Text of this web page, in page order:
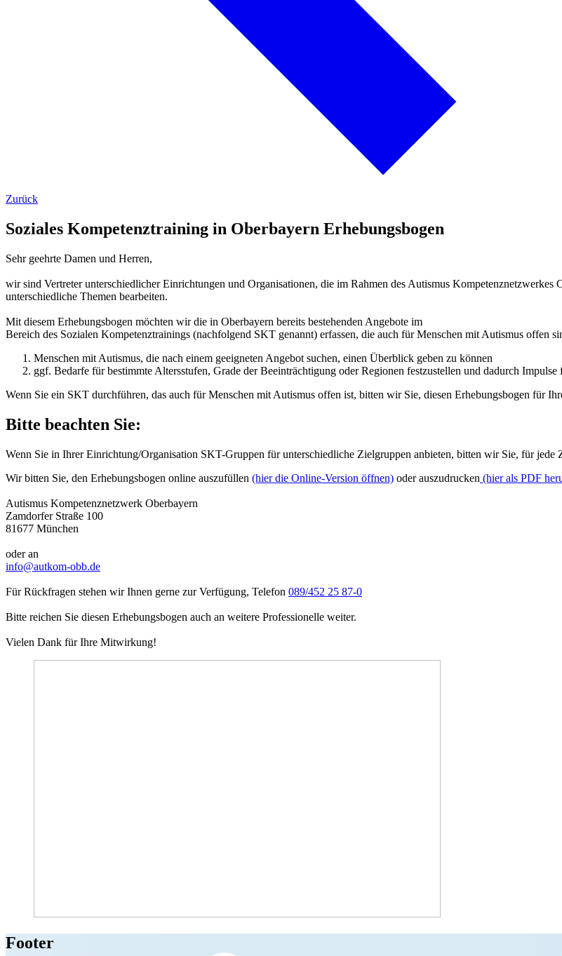
Zurück
Soziales Kompetenztraining in Oberbayern Erhebungsbogen
Sehr geehrte Damen und Herren,
wir sind Vertreter unterschiedlicher Einrichtungen und Organisationen, die im Rahmen des Autismus Kompetenznetzwerkes
unterschiedliche Themen bearbeiten.
Mit diesem Erhebungsbogen möchten wir die in Oberbayern bereits bestehenden Angebote im
Bereich des Sozialen Kompetenztrainings (nachfolgend SKT genannt) erfassen, die auch für Menschen mit Autismus offen
Menschen mit Autismus, die nach einem geeigneten Angebot suchen, einen Überblick geben zu können
ggf. Bedarfe für bestimmte Altersstufen, Grade der Beeinträchtigung oder Regionen festzustellen und dadurch
Wenn Sie ein SKT durchführen, das auch für Menschen mit Autismus offen ist, bitten wir Sie, diesen Erhebungsbogen für
Bitte beachten Sie:
Wenn Sie in Ihrer Einrichtung/Organisation SKT-Gruppen für unterschiedliche Zielgruppen anbieten, bitten wir Sie, für jede
Wir bitten Sie, den Erhebungsbogen online auszufüllen (hier die Online-Version öffnen) oder auszudrucken (hier als PDF
Autismus Kompetenznetzwerk Oberbayern
Zamdorfer Straße 100
81677 München
oder an
info@autkom-obb.de
Für Rückfragen stehen wir Ihnen gerne zur Verfügung, Telefon 089/452 25 87-0
Bitte reichen Sie diesen Erhebungsbogen auch an weitere Professionelle weiter.
Vielen Dank für Ihre Mitwirkung!
Footer